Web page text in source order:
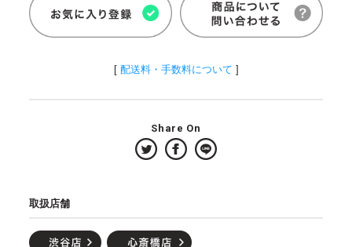
[ 配送料・手数料について ]
Share On
取扱店舗